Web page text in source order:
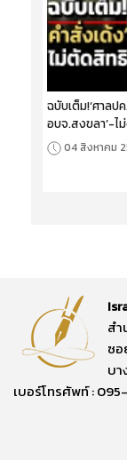
ฉบับเต็ม!‘ศาลป
อบจ.สงขลา’-ไ
04 สิงหาคม
สำ
ซ
บ
เบอร์โทรศัพท์ :